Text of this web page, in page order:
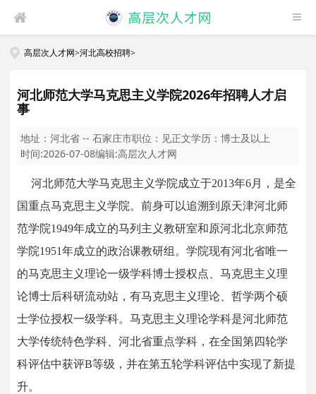
高层次人才网>河北高校招聘>
河北师范大学马克思主义学院2026年招聘人才启
事
地址：河北省 -- 石家庄市职位： 见正文学历：博士及以上
时间:2026-07-08编辑:高层次人才网
河北师范大学马克思主义学院成立于2013年6月，是全
国重点马克思主义学院。前身可以追溯到原天津河北师
范学院1949年成立的马列主义教研室和原河北北京师范
学院1951年成立的政治课教研组。学院现有河北省唯一
的马克思主义理论一级学科博士授权点、马克思主义理
论博士后科研流动站，有马克思主义理论、哲学两个硕
士学位授权一级学科。马克思主义理论学科是河北师范
大学传统特色学科、河北省重点学科，在全国第四轮学
科评估中获评B等级，并在第五轮学科评估中实现了新提
升。